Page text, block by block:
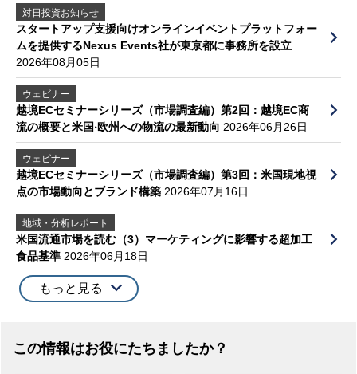
対日投資お知らせ
スタートアップ支援向けオンラインイベントプラットフォー
ムを提供するNexus Events社が東京都に事務所を設立
2026年08月05日
ウェビナー
越境ECセミナーシリーズ（市場調査編）第2回：越境EC商
流の概要と米国‧欧州への物流の最新動向 2026年06月26日
ウェビナー
越境ECセミナーシリーズ（市場調査編）第3回：米国現地視
点の市場動向とブランド構築 2026年07月16日
地域・分析レポート
米国流通市場を読む（3）マーケティングに影響する超加工
食品基準 2026年06月18日
もっと見る
この情報はお役にたちましたか？